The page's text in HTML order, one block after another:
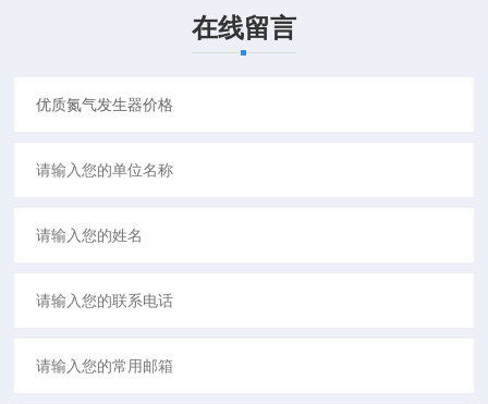
在线留言